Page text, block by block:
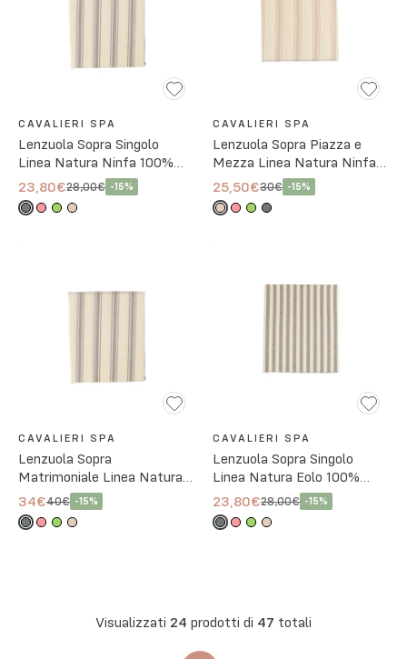
CAVALIERI SPA
Lenzuola Sopra Singolo
Linea Natura Ninfa 100%
Cotone - 4 Colori
23,80€28,00€ -15%
CAVALIERI SPA
Lenzuola Sopra Piazza e
Mezza Linea Natura Ninfa
100% Cotone - 4 Colori
25,50€30€ -15%
CAVALIERI SPA
Lenzuola Sopra
Matrimoniale Linea Natura
Ninfa 100% Cotone - 4
Colori
34€40€ -15%
CAVALIERI SPA
Lenzuola Sopra Singolo
Linea Natura Eolo 100%
Cotone - 4 Colori
23,80€28,00€ -15%
Visualizzati 24 prodotti di 47 totali